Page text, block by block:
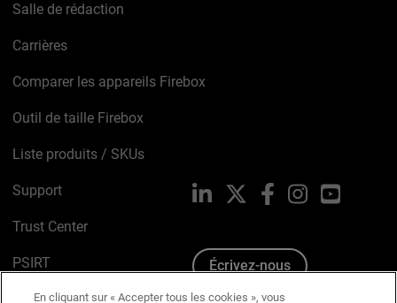
Salle de rédaction
Carrières
Comparer les appareils Firebox
Outil de taille Firebox
Liste produits / SKUs
Support
Trust Center
PSIRT
Avis sur les cookies
LinkedIn FacebookInstagramYouTube
Écrivez-nous
En cliquant sur « Accepter tous les cookies », vous